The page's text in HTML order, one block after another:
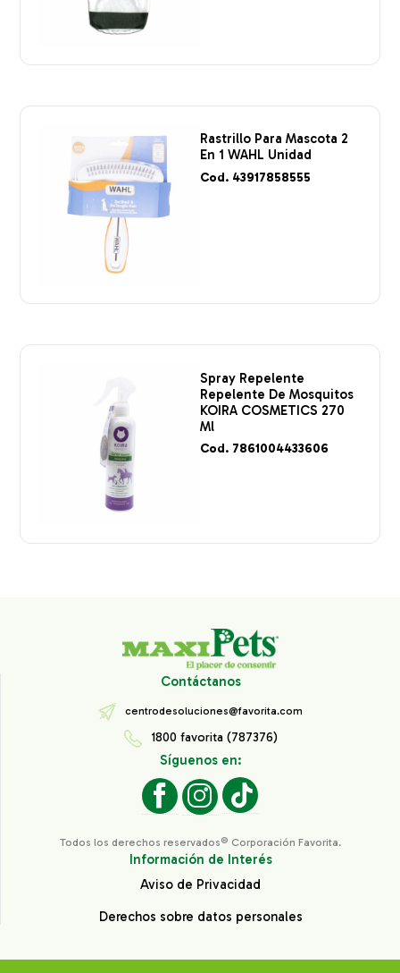
Rastrillo Para Mascota 2
En 1 WAHL Unidad
Cod. 43917858555
Spray Repelente
Repelente De Mosquitos
KOIRA COSMETICS 270
Ml
Cod. 7861004433606
Contáctanos
centrodesoluciones@favorita.com
1800 favorita (787376)
Síguenos en:
Todos los derechos reservados® Corporación Favorita.
Información de Interés
Aviso de Privacidad
Derechos sobre datos personales